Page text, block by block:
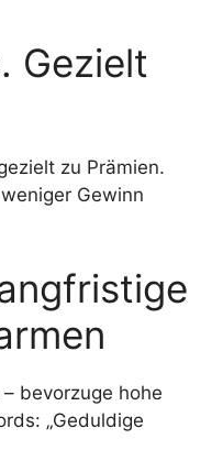
Gezielt
zu Prämien.
Gewinn
bevorzuge hohe
„Geduldige